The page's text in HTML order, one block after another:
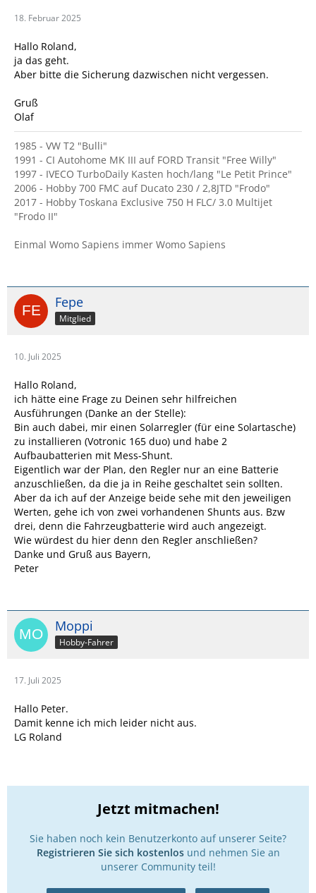
18. Februar 2025
Hallo Roland,
ja das geht.
Aber bitte die Sicherung dazwischen nicht vergessen.
Gruß
Olaf
1985 - VW T2 "Bulli"
1991 - CI Autohome MK III auf FORD Transit "Free Willy"
1997 - IVECO TurboDaily Kasten hoch/lang "Le Petit Prince"
2006 - Hobby 700 FMC auf Ducato 230 / 2,8JTD "Frodo"
2017 - Hobby Toskana Exclusive 750 H FLC/ 3.0 Multijet
"Frodo II"
Einmal Womo Sapiens immer Womo Sapiens
Fepe
Mitglied
10. Juli 2025
Hallo Roland,
ich hätte eine Frage zu Deinen sehr hilfreichen
Ausführungen (Danke an der Stelle):
Bin auch dabei, mir einen Solarregler (für eine Solartasche)
zu installieren (Votronic 165 duo) und habe 2
Aufbaubatterien mit Mess-Shunt.
Eigentlich war der Plan, den Regler nur an eine Batterie
anzuschließen, da die ja in Reihe geschaltet sein sollten.
Aber da ich auf der Anzeige beide sehe mit den jeweiligen
Werten, gehe ich von zwei vorhandenen Shunts aus. Bzw
drei, denn die Fahrzeugbatterie wird auch angezeigt.
Wie würdest du hier denn den Regler anschließen?
Danke und Gruß aus Bayern,
Peter
Moppi
Hobby-Fahrer
17. Juli 2025
Hallo Peter.
Damit kenne ich mich leider nicht aus.
LG Roland
Jetzt mitmachen!
Sie haben noch kein Benutzerkonto auf unserer Seite?
Registrieren Sie sich kostenlosund nehmen Sie an
unserer Community teil!